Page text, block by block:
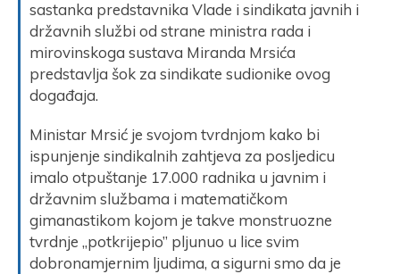
sastanka predstavnika Vlade i sindikata javnih i
državnih službi od strane ministra rada i
mirovinskoga sustava Miranda Mrsića
predstavlja šok za sindikate sudionike ovog
događaja.
Ministar Mrsić je svojom tvrdnjom kako bi
ispunjenje sindikalnih zahtjeva za posljedicu
imalo otpuštanje 17.000 radnika u javnim i
državnim službama i matematičkom
gimanastikom kojom je takve monstruozne
tvrdnje „potkrijepio” pljunuo u lice svim
dobronamjernim ljudima, a sigurni smo da je